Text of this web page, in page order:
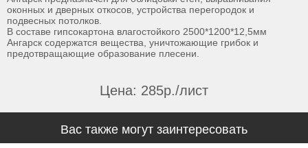
оконных и дверных откосов, устройства перегородок и
подвесных потолков.
В составе гипсокартона влагостойкого 2500*1200*12,5мм
Ангарск содержатся вещества, уничтожающие грибок и
предотвращающие образование плесени.
Цена: 285р./лист
Вас также могут заинтересовать